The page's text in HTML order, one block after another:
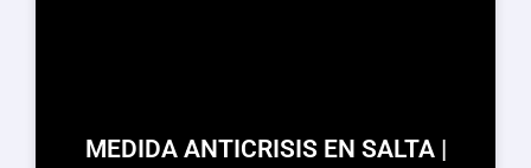
MEDIDA ANTICRISIS EN SALTA |